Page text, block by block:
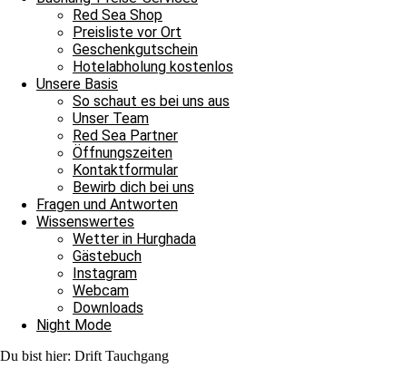
Red Sea Shop
Preisliste vor Ort
Geschenkgutschein
Hotelabholung kostenlos
Unsere Basis
So schaut es bei uns aus
Unser Team
Red Sea Partner
Öffnungszeiten
Kontaktformular
Bewirb dich bei uns
Fragen und Antworten
Wissenswertes
Wetter in Hurghada
Gästebuch
Instagram
Webcam
Downloads
Night Mode
Du bist hier: Drift Tauchgang
6. Dezember 20211 Kommentar
Tägliche Tauchausfahrten
Rettung und Selbstrettung beim Rescue Kurs
Ägypten, Rotes Meer, Hurghada, Deutsche Tauchschule, James &
Weiterlesen »
2. Februar 2021Keine Kommentare
Tägliche Tauchausfahrten
1000 Tauchgänge und die größte Koralle
Ägypten, Rotes Meer, Hurghada, Deutsche Tauchschule, James &
Weiterlesen »
22. Dezember 20201 Kommentar
Impressum
Datenschutz